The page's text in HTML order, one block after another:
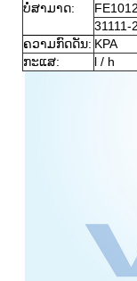
ບໍ່ສາມາດ:
31111-
ຄວາມກົດດັນ: KPA
ກະແສ:
l / h